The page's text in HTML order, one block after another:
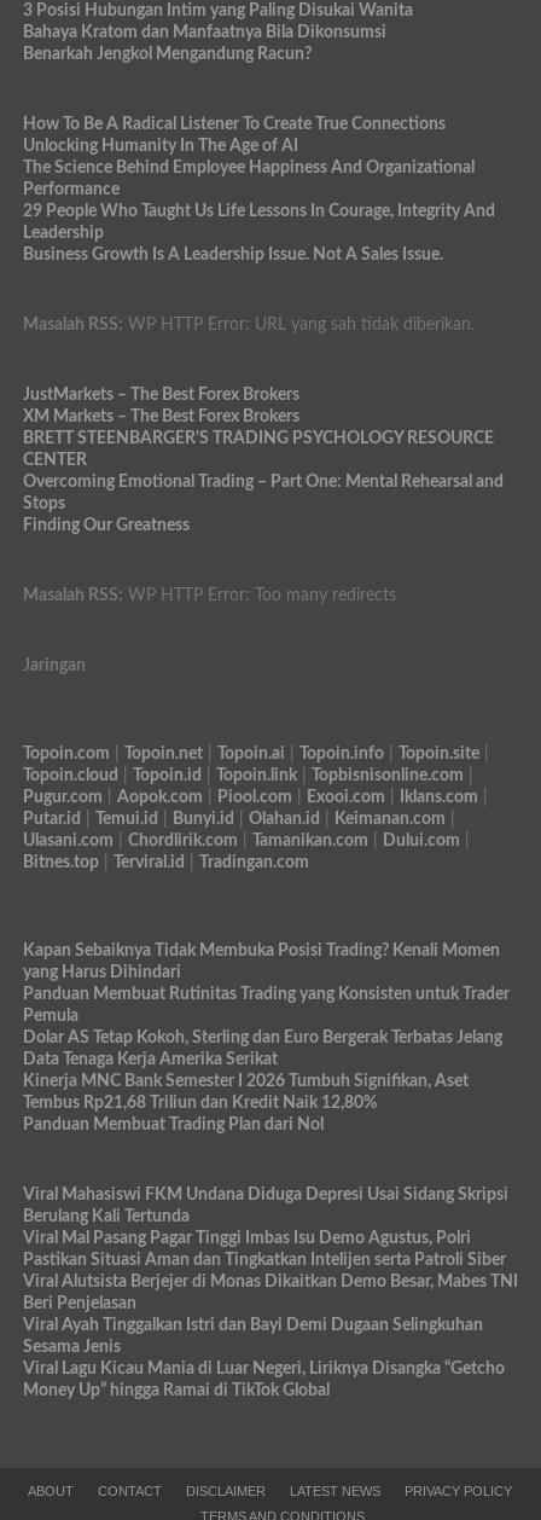
3 Posisi Hubungan Intim yang Paling Disukai Wanita
Bahaya Kratom dan Manfaatnya Bila Dikonsumsi
Benarkah Jengkol Mengandung Racun?
How To Be A Radical Listener To Create True Connections
Unlocking Humanity In The Age of AI
The Science Behind Employee Happiness And Organizational
Performance
29 People Who Taught Us Life Lessons In Courage, Integrity And
Leadership
Business Growth Is A Leadership Issue. Not A Sales Issue.
Masalah RSS: WP HTTP Error: URL yang sah tidak diberikan.
JustMarkets – The Best Forex Brokers
XM Markets – The Best Forex Brokers
BRETT STEENBARGER'S TRADING PSYCHOLOGY RESOURCE
CENTER
Overcoming Emotional Trading – Part One: Mental Rehearsal and
Stops
Finding Our Greatness
Masalah RSS: WP HTTP Error: Too many redirects
Jaringan
Topoin.com Topoin.net| Topoin.ai Topoin.info| Topoin.site|
Topoin.cloud
Topoin.id Topoin.link| Topbisnisonline.com
Pugur.com
Aopok.com Piool.com Exooi.com Iklans.com
Putar.id
Temui.id Bunyi.id Olahan.id Keimanan.com
Ulasani.com
Chordlirik.com Tamanikan.com Dului.com
Bitnes.top| Terviral.id Tradingan.com
Kapan Sebaiknya Tidak Membuka Posisi Trading? Kenali Momen
yang Harus Dihindari
Panduan Membuat Rutinitas Trading yang Konsisten untuk Trader
Pemula
Dolar AS Tetap Kokoh, Sterling dan Euro Bergerak Terbatas Jelang
Data Tenaga Kerja Amerika Serikat
Kinerja MNC Bank Semester I 2026 Tumbuh Signifikan, Aset
Tembus Rp21,68 Triliun dan Kredit Naik 12,80%
Panduan Membuat Trading Plan dari Nol
Viral Mahasiswi FKM Undana Diduga Depresi Usai Sidang Skripsi
Berulang Kali Tertunda
Viral Mal Pasang Pagar Tinggi Imbas Isu Demo Agustus, Polri
Pastikan Situasi Aman dan Tingkatkan Intelijen serta Patroli Siber
Viral Alutsista Berjejer di Monas Dikaitkan Demo Besar, Mabes TNI
Beri Penjelasan
Viral Ayah Tinggalkan Istri dan Bayi Demi Dugaan Selingkuhan
Sesama Jenis
Viral Lagu Kicau Mania di Luar Negeri, Liriknya Disangka “Getcho
Money Up” hingga Ramai di TikTok Global
ABOUT CONTACT DISCLAIMER LATEST NEWS
PRIVACY POLICY
TERMS AND CONDITIONS